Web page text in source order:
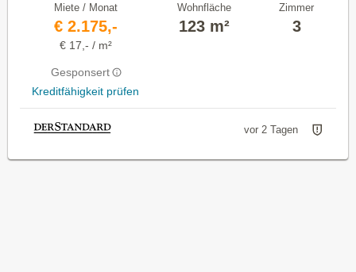
Miete / Monat
€ 2.175,-
€ 17,- / m²
Gesponsert
Kreditfähigkeit prüfen
Wohnfläche
123 m²
Zimmer
3
vor 2 Tagen